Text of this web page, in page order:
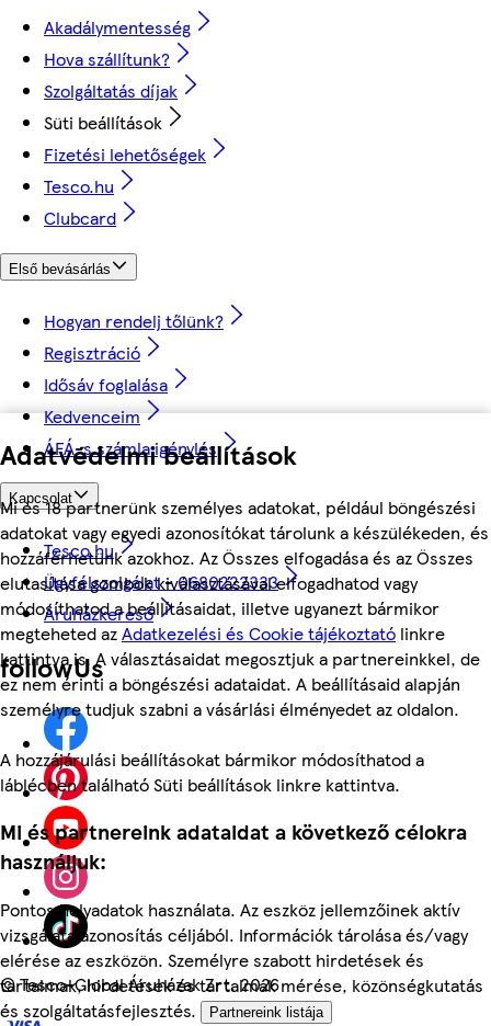
Adatvédelmi beállítások
Mi és 18 partnerünk személyes adatokat, például böngészési
adatokat vagy egyedi azonosítókat tárolunk a készülékeden, és
hozzáférhetünk azokhoz. Az Összes elfogadása és az Összes
elutasítása gombok kiválasztásával elfogadhatod vagy
módosíthatod a beállításaidat, illetve ugyanezt bármikor
megteheted azAdatkezelési és Cookie tájékoztató linkre
kattintva is. A választásaidat megosztjuk a partnereinkkel, de
ez nem érinti a böngészési adataidat. A beállításaid alapján
személyre tudjuk szabni a vásárlási élményedet az oldalon.
A hozzájárulási beállításokat bármikor módosíthatod a
láblécben található Süti beállítások linkre kattintva.
Mi és partnereink adataidat a következő célokra
használjuk:
Pontos helyadatok használata. Az eszköz jellemzőinek aktív
vizsgálata azonosítás céljából. Információk tárolása és/vagy
elérése az eszközön. Személyre szabott hirdetések és
tartalmak, hirdetések és tartalmak mérése, közönségkutatás
és szolgáltatásfejlesztés.
Partnereink listája
Akadálymentesség
Hova szállítunk?
Szolgáltatás díjak
Süti beállítások
Fizetési lehetőségek
Tesco.hu
Clubcard
Első bevásárlás
Hogyan rendelj tőlünk?
Regisztráció
Idősáv foglalása
Kedvenceim
ÁFÁ-s számla igénylés
Kapcsolat
Tesco.hu
Ügyfélszolgálat - 0680222333
Áruházkereső
followUs
©Tesco-Global Áruházak Zrt. 2026